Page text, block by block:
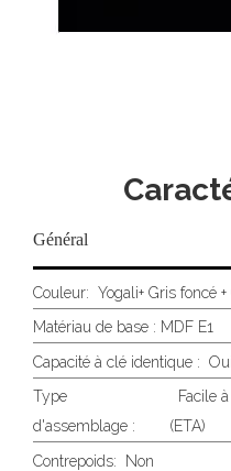
Général
Couleur: Yogali+ Gris foncé
Matériau de base : MDF E1
Capacité à clé identique : Oui
Type
d'assemblage :
Facile
(ETA)
Contrepoids: Non